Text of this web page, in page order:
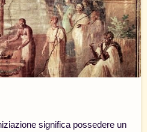
significa possedere un